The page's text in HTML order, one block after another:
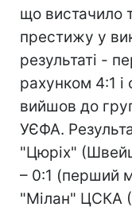
що вистачило
престижу у
результаті -
рахунком 4:1
вийшов до
УЄФА.
"Цюріх"
– 0:1 (перший
"Мілан" ЦСКА